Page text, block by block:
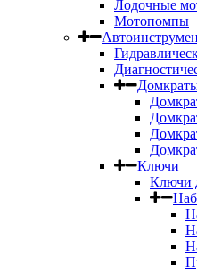
Лодочные
Мотопомпы
Ключи
Ключи